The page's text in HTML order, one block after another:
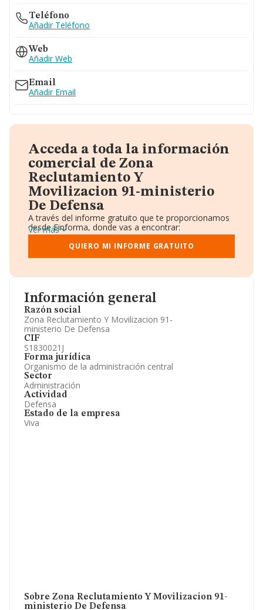
Información general
Razón social
Zona Reclutamiento Y Movilizacion 91-
ministerio De Defensa
CIF
S1830021J
Forma jurídica
Organismo de la administración central
Sector
Administración
Actividad
Defensa
Estado de la empresa
Viva
Sobre Zona Reclutamiento Y Movilizacion 91-
ministerio De Defensa
Teléfono
Añadir Teléfono
Web
Añadir Web
Email
Añadir Email
Acceda a toda la información
comercial de Zona
Reclutamiento Y
Movilizacion 91-ministerio
De Defensa
A través del informe gratuito que te proporcionamos
desde Einforma, donde vas a encontrar:
Datos identificativos: Denominación, CIF,
Teléfono, Domicilio.
Informe Mercantil Completo (BORME).
Accionistas.
Participaciones y Vinculaciones en otras empresas.
Artículos de prensa publicados sobre la empresa.
Información oficial y registral complementaria.
Ver más
QUIERO MI INFORME GRATUITO